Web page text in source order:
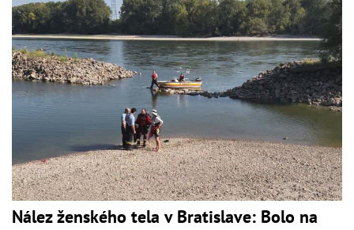
Nález ženského tela v Bratislave: Bolo na